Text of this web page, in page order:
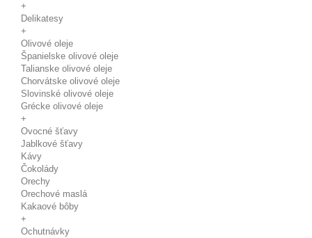
+
Delikatesy
+
Olivové oleje
Španielske olivové oleje
Talianske olivové oleje
Chorvátske olivové oleje
Slovinské olivové oleje
Grécke olivové oleje
+
Ovocné šťavy
Jablkové šťavy
Kávy
Čokolády
Orechy
Orechové maslá
Kakaové bôby
+
Ochutnávky